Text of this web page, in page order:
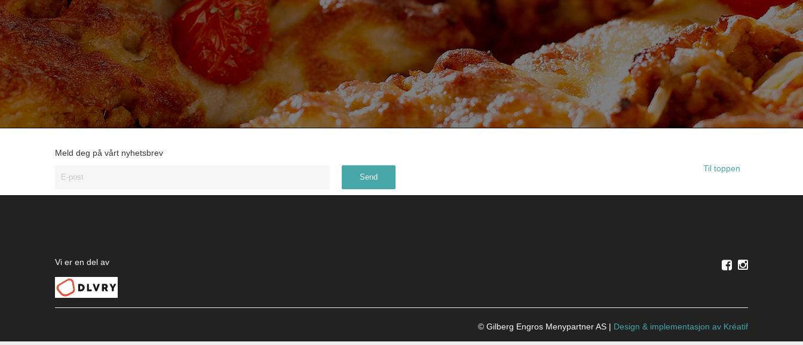
Meld deg på vårt nyhetsbrev
Til toppen
Vi er en del av
© Gilberg Engros Menypartner AS | Design & implementasjon av Kréatif